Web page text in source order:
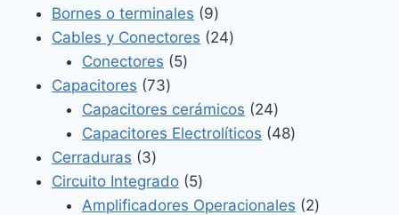
productos
Bornes o terminales 99
productos
Cables y Conectores 2424
Conectores 55
Capacitores 7373
productos
Capacitores cerámicos 2424
productos
Capacitores Electrolíticos 4848
Cerraduras 33
productos
Circuito Integrado 55
productos
Amplificadores Operacionales 22